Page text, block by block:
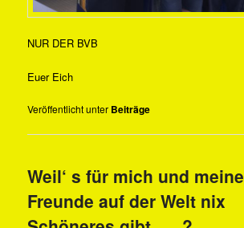
NUR DER BVB
Euer Eich
Veröffentlicht unter Beiträge
Weil‘ s für mich und meine
Freunde auf der Welt nix